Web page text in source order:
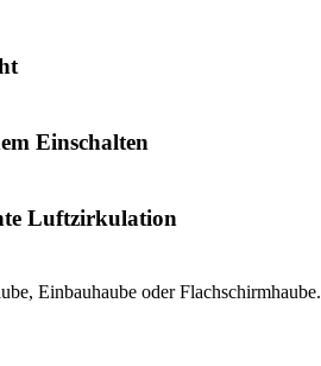
Einschalten
Luftzirkulation
Einbauhaube oder Flachschirmhaube.